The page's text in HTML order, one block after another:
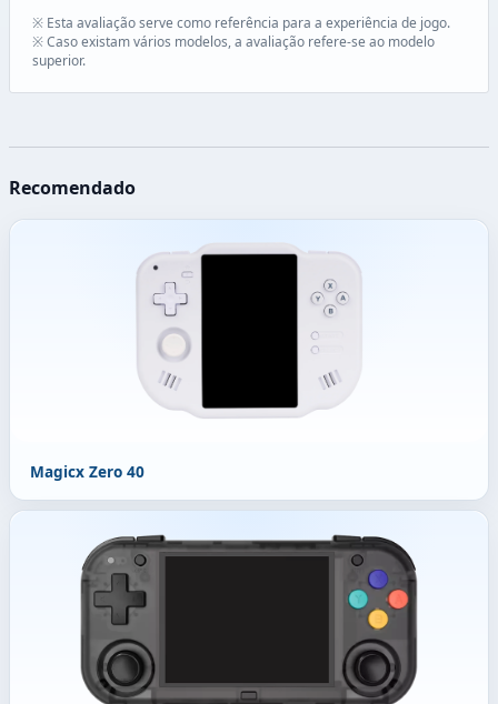
※ Esta avaliação serve como referência para a experiência de jogo.
※ Caso existam vários modelos, a avaliação refere-se ao modelo
superior.
Recomendado
Magicx Zero 40